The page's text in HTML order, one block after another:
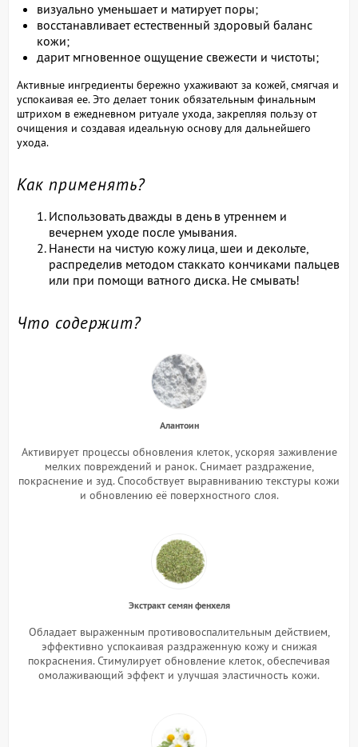
визуально уменьшает и матирует поры;
восстанавливает естественный здоровый баланс
кожи;
дарит мгновенное ощущение свежести и чистоты;
Активные ингредиенты бережно ухаживают за кожей, смягчая и
успокаивая ее. Это делает тоник обязательным финальным
штрихом в ежедневном ритуале ухода, закрепляя пользу от
очищения и создавая идеальную основу для дальнейшего
ухода.
Как применять?
Использовать дважды в день в утреннем и
вечернем уходе после умывания.
Нанести на чистую кожу лица, шеи и декольте,
распределив методом стаккато кончиками пальцев
или при помощи ватного диска. Не смывать!
Что содержит?
Алантоин
Активирует процессы обновления клеток, ускоряя заживление
мелких повреждений и ранок. Снимает раздражение,
покраснение и зуд. Способствует выравниванию текстуры кожи
и обновлению её поверхностного слоя.
Экстракт семян фенхеля
Обладает выраженным противовоспалительным действием,
эффективно успокаивая раздраженную кожу и снижая
покраснения. Стимулирует обновление клеток, обеспечивая
омолаживающий эффект и улучшая эластичность кожи.